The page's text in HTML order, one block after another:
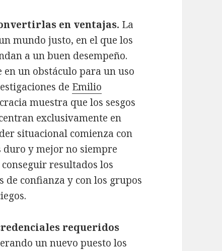
en ventajas. La
mundo justo, en el que los
a un buen desempeño.
un obstáculo para un uso
de Emilio
muestra que los sesgos
exclusivamente en
situacional comienza con
y mejor no siempre
resultados los
confianza y con los grupos
requeridos
un nuevo puesto los